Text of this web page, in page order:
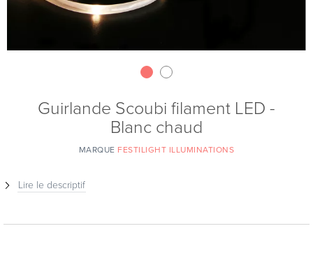
Guirlande Scoubi filament LED -
Blanc chaud
MARQUE FESTILIGHT ILLUMINATIONS
Lire le descriptif